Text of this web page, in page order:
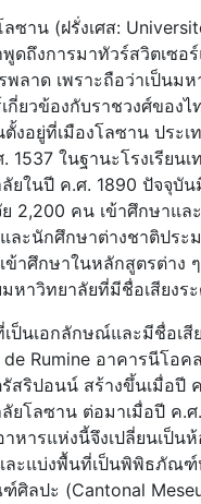
ซาน (ฝรั่งเศส:
ดถึงการมาทัวร์สวิตเซ
ลาด เพราะถือว่าเป็นม
กี่ยวข้องกับราชวงศ์ของ
งอยู่ที่เมืองโลซาน ประเ
1537 ในฐานะโรงเรียน
ยในปี ค.ศ. 1890 ปัจจุบั
2,200 คน เข้าศึกษาแล
ละนักศึกษาต่างชาติประ
ข้าศึกษาในหลักสูตรต่าง
หาวิทยาลัยที่มีชื่อเสียงร
ป็นเอกลักษณ์และมีชื่อเสี
Rumine อาคารนีโอ
สริปอนน์ สร้างขึ้นเมื่อปี
ยโลซาน ต่อมาเมื่อปี ค.ศ
าหารแห่งนี้จึงเปลี่ยนเป็น
ละแบ่งพื้นที่เป็นพิพิธภัณฑ์
ลปะ (Cantonal